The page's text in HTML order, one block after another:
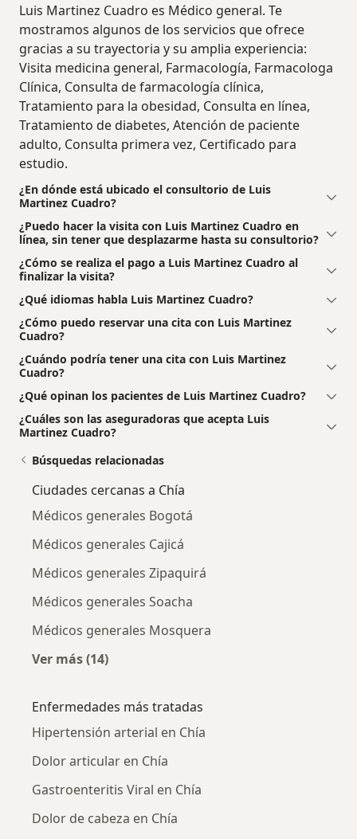
Luis Martinez Cuadro es Médico general. Te
mostramos algunos de los servicios que ofrece
gracias a su trayectoria y su amplia experiencia:
Visita medicina general, Farmacología, Farmacologa
Clínica, Consulta de farmacología clínica,
Tratamiento para la obesidad, Consulta en línea,
Tratamiento de diabetes, Atención de paciente
adulto, Consulta primera vez, Certificado para
estudio.
¿En dónde está ubicado el consultorio de Luis
Martinez Cuadro?
¿Puedo hacer la visita con Luis Martinez Cuadro en
línea, sin tener que desplazarme hasta su consultorio?
¿Cómo se realiza el pago a Luis Martinez Cuadro al
finalizar la visita?
¿Qué idiomas habla Luis Martinez Cuadro?
¿Cómo puedo reservar una cita con Luis Martinez
Cuadro?
¿Cuándo podría tener una cita con Luis Martinez
Cuadro?
¿Qué opinan los pacientes de Luis Martinez Cuadro?
¿Cuáles son las aseguradoras que acepta Luis
Martinez Cuadro?
Búsquedas relacionadas
Ciudades cercanas a Chía
Médicos generales Bogotá
Médicos generales Cajicá
Médicos generales Zipaquirá
Médicos generales Soacha
Médicos generales Mosquera
Ver más (14)
Enfermedades más tratadas
Hipertensión arterial en Chía
Dolor articular en Chía
Gastroenteritis Viral en Chía
Dolor de cabeza en Chía